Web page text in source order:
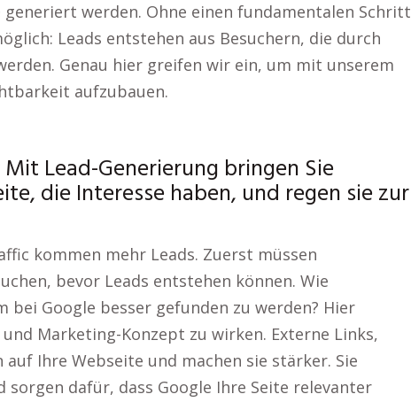
werden. Ohne einen fundamentalen Schritt
Leads entstehen aus Besuchern, die durch
Genau hier greifen wir ein, um mit unserem
aufzubauen.
Lead-Generierung bringen Sie
die Interesse haben, und regen sie zur
kommen mehr Leads. Zuerst müssen
bevor Leads entstehen können. Wie
bei Google besser gefunden zu werden? Hier
Marketing-Konzept zu wirken. Externe Links,
Ihre Webseite und machen sie stärker. Sie
dafür, dass Google Ihre Seite relevanter